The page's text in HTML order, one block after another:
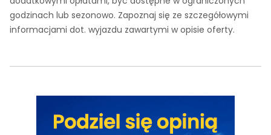
godzinach lub sezonowo. Zapoznaj się ze szczegółowymi
informacjami dot. wyjazdu zawartymi w opisie oferty.